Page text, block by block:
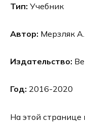
Тип: Учебник
Автор: Мерзляк
Издательство:
Год: 2016-2020
На этой